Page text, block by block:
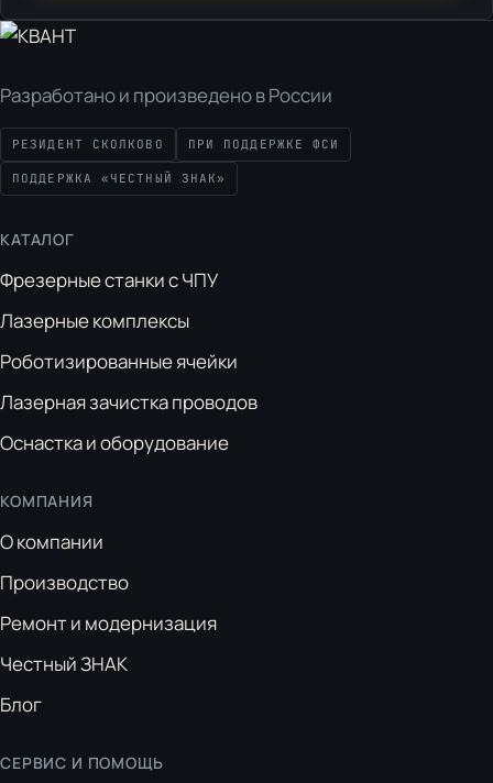
Разработано и произведено в России
РЕЗИДЕНТ СКОЛКОВО ПРИ ПОДДЕРЖКЕ ФСИ
ПОДДЕРЖКА «ЧЕСТНЫЙ ЗНАК»
КАТАЛОГ
Фрезерные станки с ЧПУ
Лазерные комплексы
Роботизированные ячейки
Лазерная зачистка проводов
Оснастка и оборудование
КОМПАНИЯ
О компании
Производство
Ремонт и модернизация
Честный ЗНАК
Блог
СЕРВИС И ПОМОЩЬ